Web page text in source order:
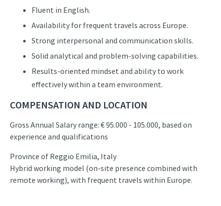
Fluent in English.
Availability for frequent travels across Europe.
Strong interpersonal and communication skills.
Solid analytical and problem-solving capabilities.
Results-oriented mindset and ability to work
effectively within a team environment.
COMPENSATION AND LOCATION
Gross Annual Salary range: € 95.000 - 105.000, based on
experience and qualifications
Province of Reggio Emilia, Italy
Hybrid working model (on-site presence combined with
remote working), with frequent travels within Europe.